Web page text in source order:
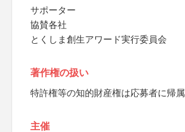
サポーター
協賛各社
とくしま創生アワード実行委員会
著作権の扱い
特許権等の知的財産権は応募者に帰属
主催